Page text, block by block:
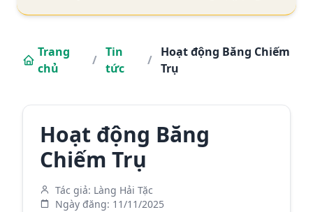
Trang
chủ
/
Tin
tức
/
Hoạt động Băng Chiếm
Trụ
Hoạt động Băng
Chiếm Trụ
Tác giả: Làng Hải Tặc
Ngày đăng: 11/11/2025